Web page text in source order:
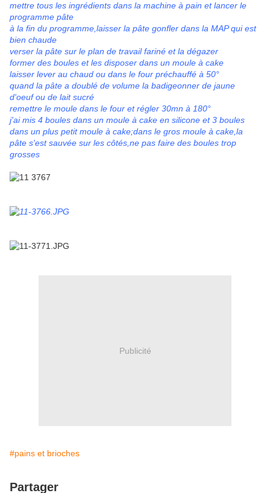
mettre tous les ingrédients dans la machine à pain et lancer le
programme pâte
à la fin du programme,laisser la pâte gonfler dans la MAP qui est
bien chaude
verser la pâte sur le plan de travail fariné et la dégazer
former des boules et les disposer dans un moule à cake
laisser lever au chaud ou dans le four préchauffé à 50°
quand la pâte a doublé de volume la badigeonner de jaune
d'oeuf ou de lait sucré
remettre le moule dans le four et régler 30mn à 180°
j'ai mis 4 boules dans un moule à cake en silicone et 3 boules
dans un plus petit moule à cake;dans le gros moule à cake,la
pâte s'est sauvée sur les côtés,ne pas faire des boules trop
grosses
Publicité
#pains et brioches
Partager